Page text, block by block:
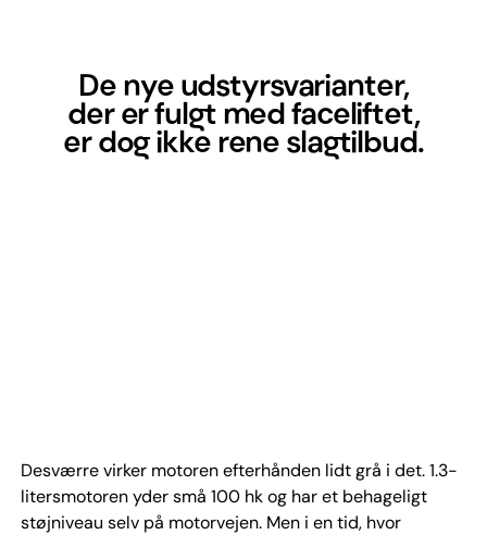
De nye udstyrsvarianter,
der er fulgt med faceliftet,
er dog ikke rene slagtilbud.
Desværre virker motoren efterhånden lidt grå i det. 1.3-
litersmotoren yder små 100 hk og har et behageligt
støjniveau selv på motorvejen. Men i en tid, hvor